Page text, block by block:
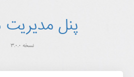
پنل مدیریت
نسخه 3.0.0